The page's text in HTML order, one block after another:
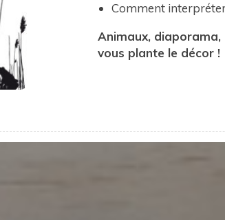
Comment
Animaux,
vous plante le décor !